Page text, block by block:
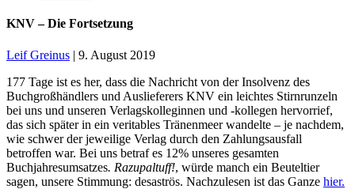
KNV – Die Fortsetzung
Leif Greinus | 9. August 2019
177 Tage ist es her, dass die Nachricht von der Insolvenz des
Buchgroßhändlers und Auslieferers KNV ein leichtes Stirnrunzeln
bei uns und unseren Verlagskolleginnen und -kollegen hervorrief,
das sich später in ein veritables Tränenmeer wandelte – je nachdem,
wie schwer der jeweilige Verlag durch den Zahlungsausfall
betroffen war. Bei uns betraf es 12% unseres gesamten
Buchjahresumsatzes. Razupaltuff!, würde manch ein Beuteltier
sagen, unsere Stimmung: desaströs. Nachzulesen ist das Ganze hier.